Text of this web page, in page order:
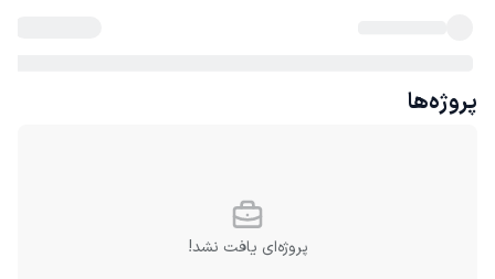
پروژه‌ها
پروژه‌ای یافت نشد!